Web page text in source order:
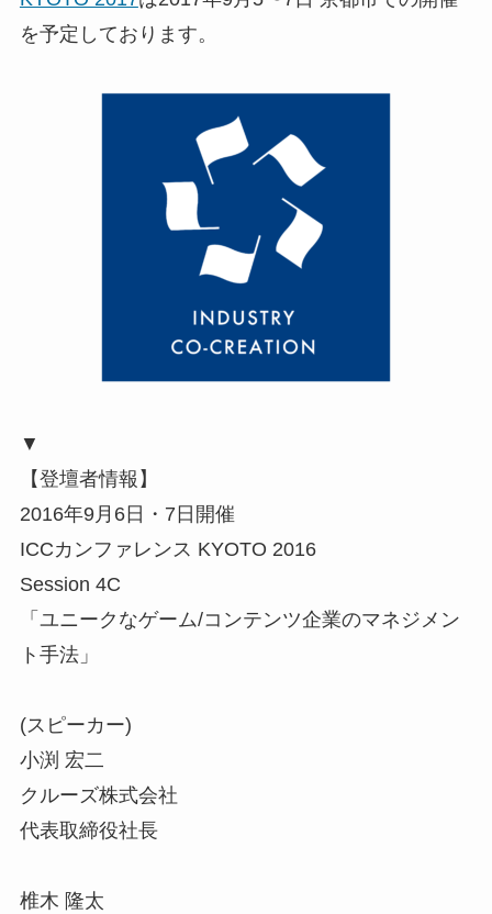
を予定しております。
▼
【登壇者情報】
2016年9月6日・7日開催
ICCカンファレンス KYOTO 2016
Session 4C
「ユニークなゲーム/コンテンツ企業のマネジメン
ト手法」
(スピーカー)
小渕 宏二
クルーズ株式会社
代表取締役社長
椎木 隆太